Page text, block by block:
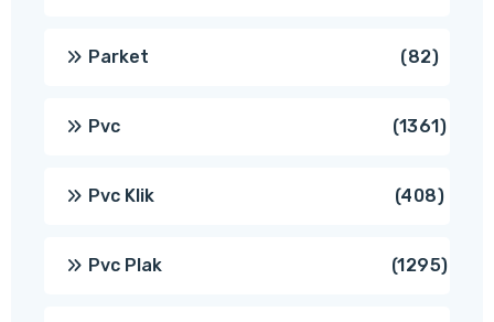
Parket 8282
Pvc 13611361
Pvc Klik 408408
Pvc Plak 12951295